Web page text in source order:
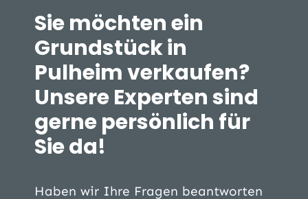
Sie möchten ein
Grundstück in
Pulheim verkaufen?
Unsere Experten sind
gerne persönlich für
Sie da!
Haben wir Ihre Fragen beantworten